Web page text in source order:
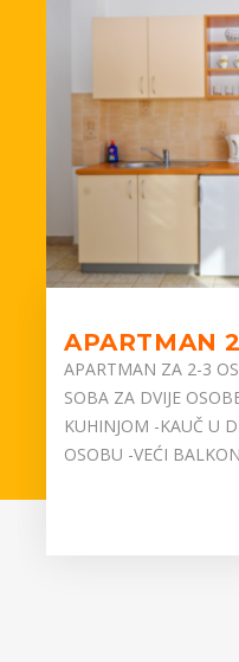
APARTMAN
APARTMAN ZA 2-3
SOBA ZA DVIJE
KUHINJOM -KAUČ U
OSOBU -VEĆI